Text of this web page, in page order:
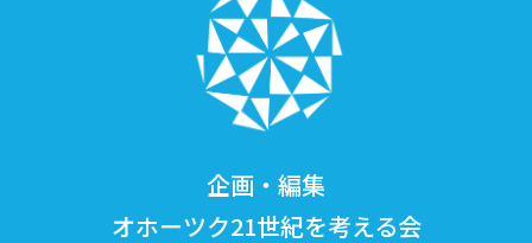
企画・編集
オホーツク21世紀を考える会